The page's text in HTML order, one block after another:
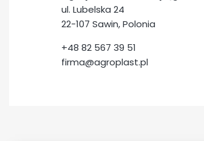
ul. Lubelska 24
22-107 Sawin, Polonia
+48 82 567 39 51
firma@agroplast.pl